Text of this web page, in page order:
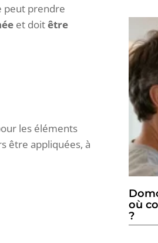
peut prendre
et doitêtre
les éléments
être appliquées, à
où
?